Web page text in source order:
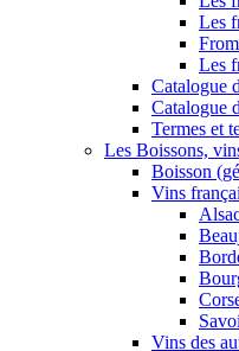
Les
Les
Catalogue
Catalogue
Termes et
Les Boissons,
Boisson
Vins
Vins des